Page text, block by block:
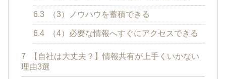
6.3 （3）ノウハウを蓄積できる
6.4 （4）必要な情報へすぐにアクセスできる
7
【自社は大丈夫？】情報共有が上手くいかない
理由3選